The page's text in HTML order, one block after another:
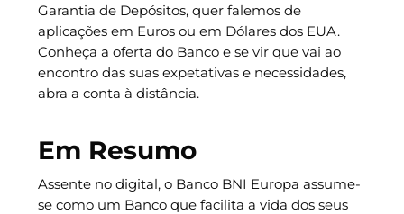
Garantia de Depósitos, quer falemos de
aplicações em Euros ou em Dólares dos EUA.
Conheça a oferta do Banco e se vir que vai ao
encontro das suas expetativas e necessidades,
abra a conta à distância.
Em Resumo
Assente no digital, o Banco BNI Europa assume-
se como um Banco que facilita a vida dos seus